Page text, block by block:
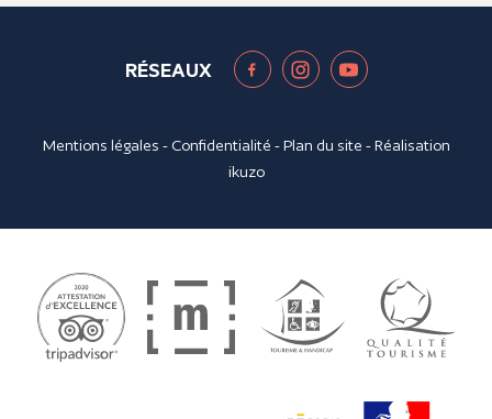
RÉSEAUX
Mentions légales - Confidentialité -Plan du site - Réalisation
ikuzo